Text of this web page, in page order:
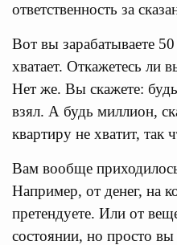
ответственность за
Вот вы зарабатываете
хватает. Откажетесь ли
Нет же. Вы скажете:
взял. А будь миллион,
квартиру не хватит, так
Вам вообще
Например, от денег, на
претендуете. Или от
состоянии, но просто вы